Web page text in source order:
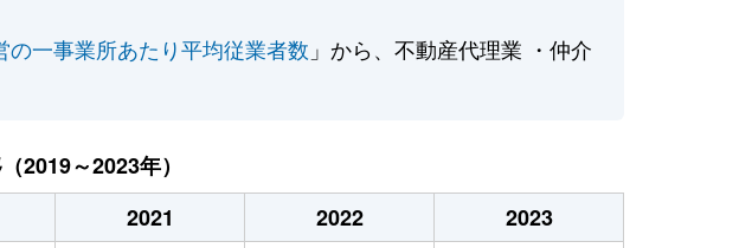
の一事業所あたり平均従業者数 」から、不動産代理業 ・仲介
2019～2023年）
2021 2022
2023